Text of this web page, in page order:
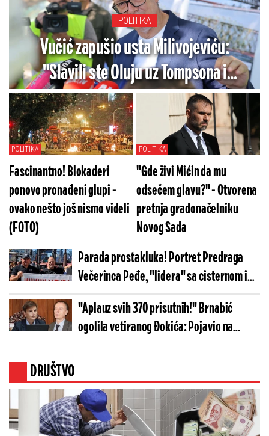
POLITIKA
Vučić zapušio usta Milivojeviću:
"Slavili ste Oluju uz Tompsona i
Severinu, a sada napadate mene!"
POLITIKA
Fascinantno! Blokaderi
ponovo pronađeni glupi -
ovako nešto još nismo videli
(FOTO)
POLITIKA
"Gde živi Mićin da mu
odsečem glavu?" - Otvorena
pretnja gradonačelniku
Novog Sada
Parada prostakluka! Portret Predraga
Večerinca Peđe, "lidera" sa cisternom i
beogradskim ambicijama (FOTO)
"Aplauz svih 370 prisutnih!" Brnabić
ogolila vetiranog Đokića: Pojavio na
DRUŠTVO